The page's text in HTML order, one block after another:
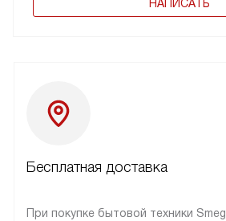
НАПИСАТЬ
Бесплатная доставка
При покупке бытовой техники Smeg